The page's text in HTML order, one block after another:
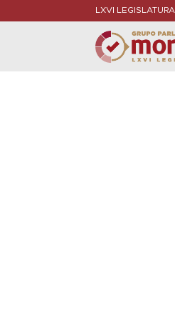
LXVI LEGISLATURA